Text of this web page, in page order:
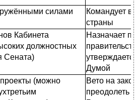
силами
Командует
страны
Кабинета
должностных
Сената)
Назначает
Думой
(можно
Вето на
преодолеть